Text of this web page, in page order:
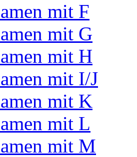
mit F
mit G
mit H
mit I/J
mit K
mit L
mit M